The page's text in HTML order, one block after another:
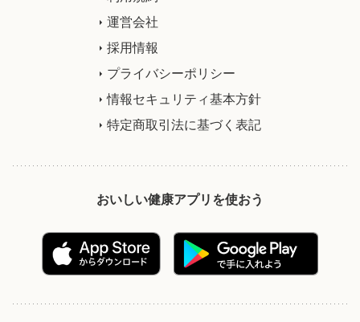
運営会社
採用情報
プライバシーポリシー
情報セキュリティ基本方針
特定商取引法に基づく表記
おいしい健康アプリを使おう